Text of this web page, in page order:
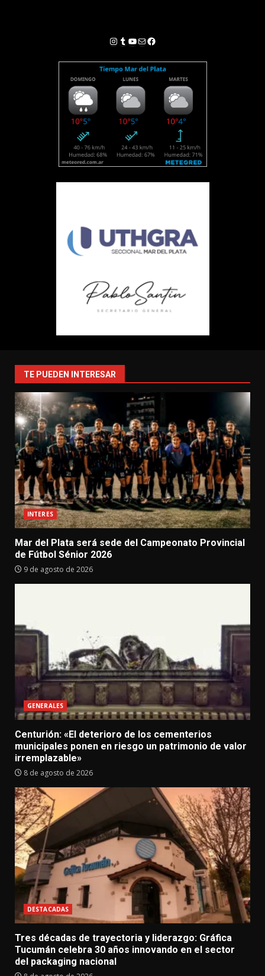
Instagram
Tumblr
YouTube
Correo electrónico
Facebook
TE PUEDEN INTERESAR
INTERES
Mar del Plata será sede del Campeonato Provincial
de Fútbol Sénior 2026
9 de agosto de 2026
GENERALES
Centurión: «El deterioro de los cementerios
municipales ponen en riesgo un patrimonio de valor
irremplazable»
8 de agosto de 2026
DESTACADAS
Tres décadas de trayectoria y liderazgo: Gráfica
Tucumán celebra 30 años innovando en el sector
del packaging nacional